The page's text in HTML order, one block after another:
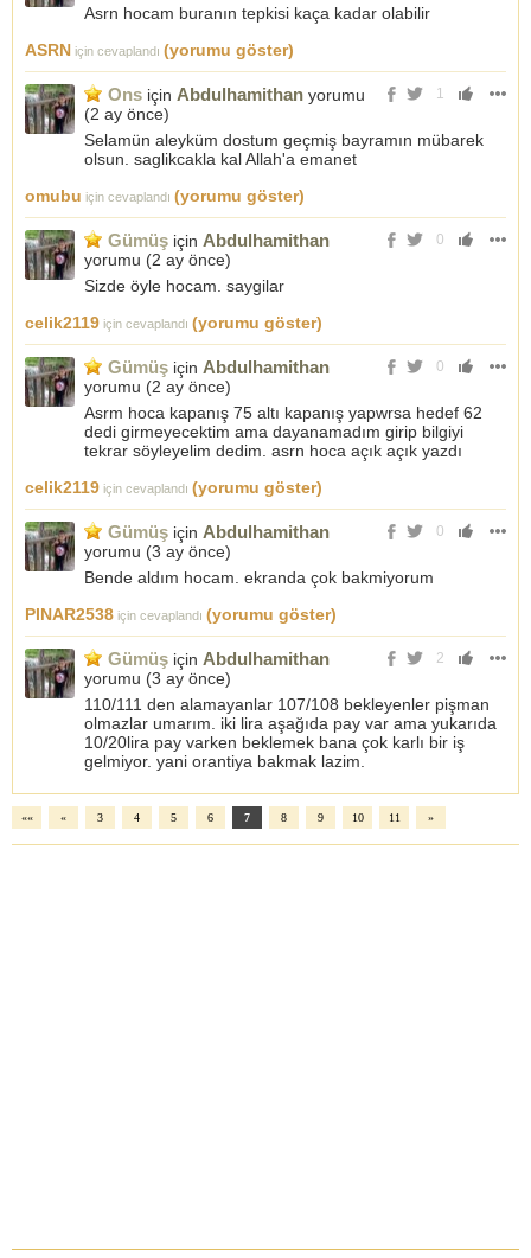
Asrn hocam buranın tepkisi kaça kadar olabilir
ASRN için cevaplandı (yorumu göster)
1
Ons için Abdulhamithan yorumu
(2 ay önce)
Selamün aleyküm dostum geçmiş bayramın mübarek
olsun. saglikcakla kal Allah'a emanet
omubu için cevaplandı (yorumu göster)
0
Gümüş için Abdulhamithan
yorumu (2 ay önce)
Sizde öyle hocam. saygilar
celik2119 için cevaplandı (yorumu göster)
0
Gümüş için Abdulhamithan
yorumu (2 ay önce)
Asrm hoca kapanış 75 altı kapanış yapwrsa hedef 62
dedi girmeyecektim ama dayanamadım girip bilgiyi
tekrar söyleyelim dedim. asrn hoca açık açık yazdı
celik2119 için cevaplandı (yorumu göster)
0
Gümüş için Abdulhamithan
yorumu (3 ay önce)
Bende aldım hocam. ekranda çok bakmiyorum
PINAR2538 için cevaplandı (yorumu göster)
2
Gümüş için Abdulhamithan
yorumu (3 ay önce)
110/111 den alamayanlar 107/108 bekleyenler pişman
olmazlar umarım. iki lira aşağıda pay var ama yukarıda
10/20lira pay varken beklemek bana çok karlı bir iş
gelmiyor. yani orantiya bakmak lazim.
«« « 3 4 5 6 7 8 9 10 11 »